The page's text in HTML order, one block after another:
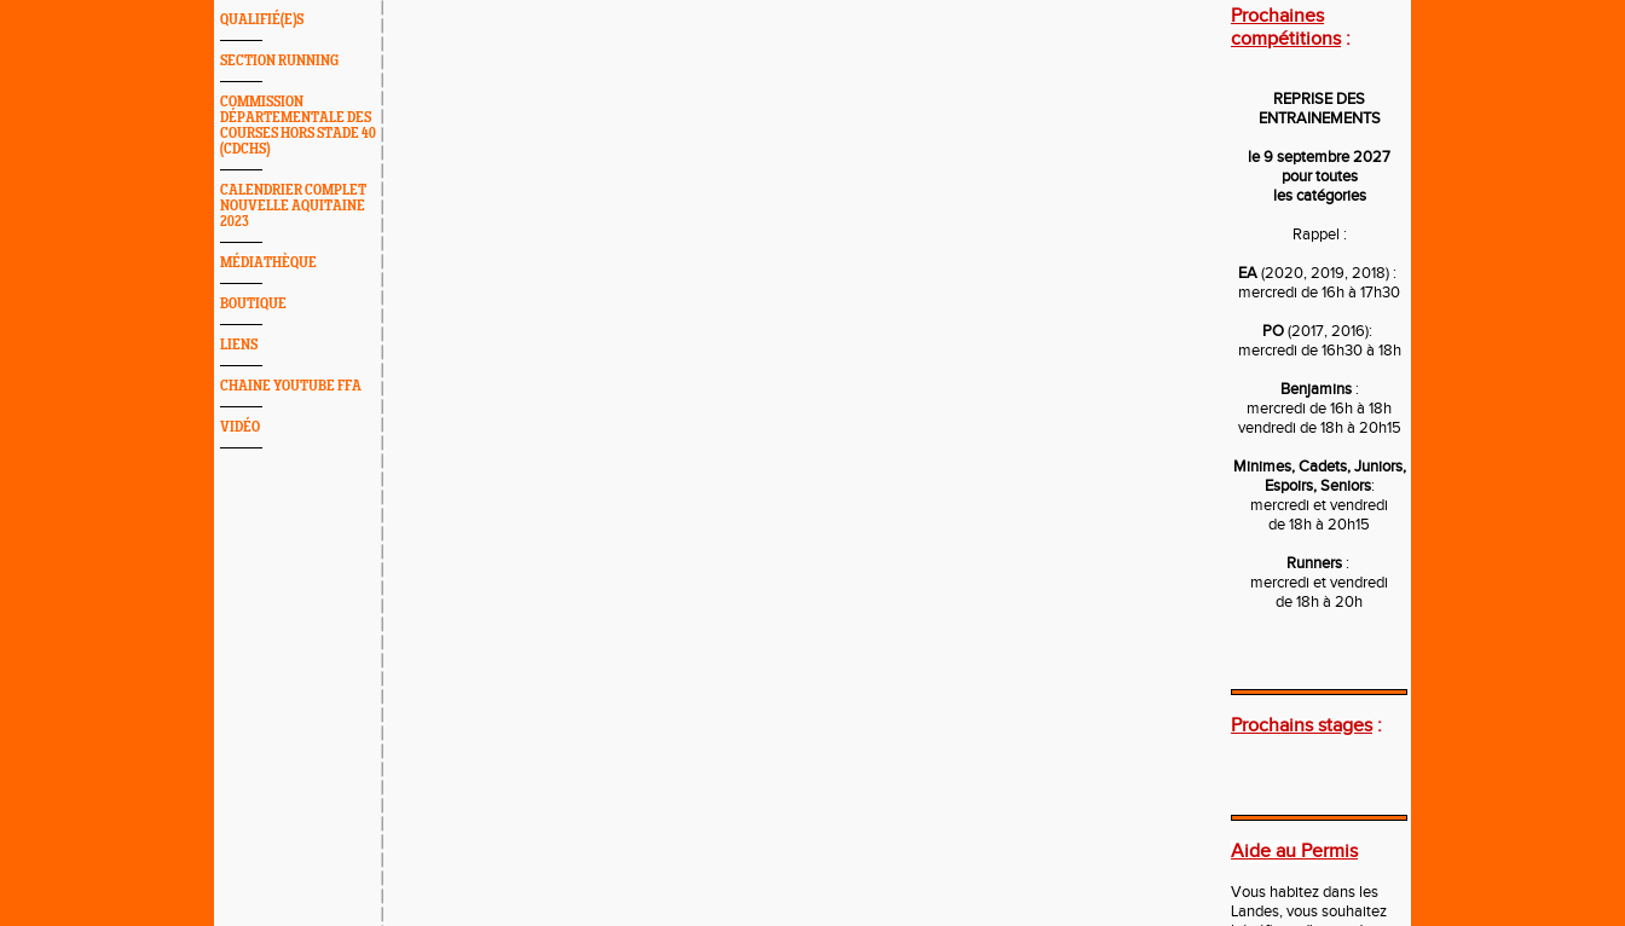
QUALIFIÉ(E)S
SECTION RUNNING
COMMISSION
DÉPARTEMENTALE DES
COURSES HORS STADE 40
(CDCHS)
CALENDRIER COMPLET
NOUVELLE AQUITAINE
2023
MÉDIATHÈQUE
BOUTIQUE
LIENS
CHAINE YOUTUBE FFA
VIDÉO
Prochaines
compétitions:
REPRISE DES
ENTRAINEMENTS
le 9 septembre 2027
pour toutes
les catégories
Rappel :
EA(2020, 2019, 2018) :
mercredi de 16h à 17h30
PO(2017, 2016):
mercredi de 16h30 à 18h
Benjamins:
mercredi de 16h à 18h
vendredi de 18h à 20h15
Minimes, Cadets, Juniors,
Espoirs, Seniors:
mercredi et vendredi
de 18h à 20h15
Runners:
mercredi et vendredi
de 18h à 20h
Prochains stages:
---
Aide au Permis
Vous habitez dans les
Landes, vous souhaitez